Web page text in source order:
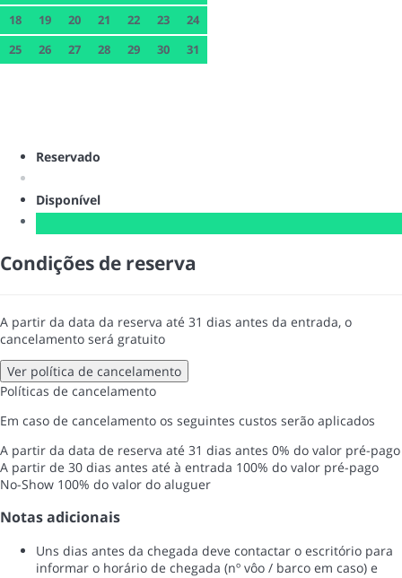
18
19 20 21 22 23
24
25
26 27 28 29 30 31
Reservado
Disponível
Condições de reserva
A partir da data da reserva até 31 dias antes da entrada, o
cancelamento será gratuito
Ver política de cancelamento
Políticas de cancelamento
Em caso de cancelamento os seguintes custos serão aplicados
A partir da data de reserva até 31 dias antes 0% do valor pré-pago
A partir de 30 dias antes até à entrada 100% do valor pré-pago
No-Show 100% do valor do aluguer
Notas adicionais
Uns dias antes da chegada deve contactar o escritório para
informar o horário de chegada (nº vôo / barco em caso) e